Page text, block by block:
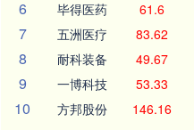
6 毕得医药 61.6
7 五洲医疗 83.62
8 耐科装备 49.67
9 一博科技 53.33
10 方邦股份 146.16